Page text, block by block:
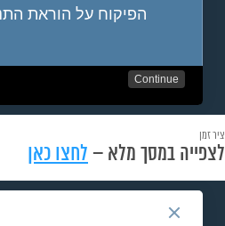
ציר זמן
לצפייה במסך מלא – לחצו כאן